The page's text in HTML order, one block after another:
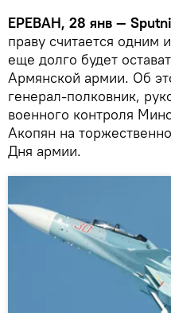
ЕРЕВАН, 28 янв —
праву считается одним
еще долго будет
Армянской армии. Об
генерал-полковник,
военного контроля
Акопян на
Дня армии.